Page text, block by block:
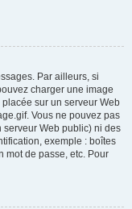
Par ailleurs, si
charger une image
sur un serveur Web
Vous ne pouvez pas
serveur Web public) ni des
exemple : boîtes
mot de passe, etc. Pour